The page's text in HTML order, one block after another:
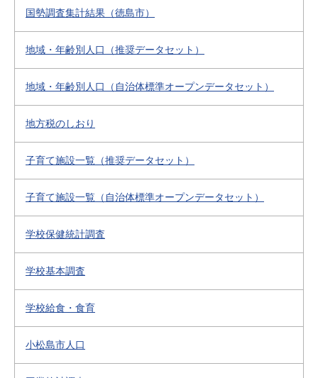
国勢調査集計結果（徳島市）
地域・年齢別人口（推奨データセット）
地域・年齢別人口（自治体標準オープンデータセット）
地方税のしおり
子育て施設一覧（推奨データセット）
子育て施設一覧（自治体標準オープンデータセット）
学校保健統計調査
学校基本調査
学校給食・食育
小松島市人口